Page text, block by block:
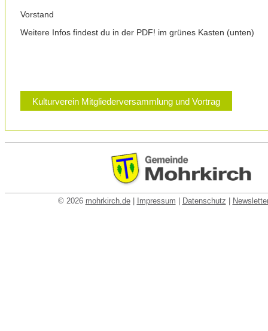
Vorstand
Weitere Infos findest du in der PDF! im grünes Kasten (unten)
Kulturverein Mitgliederversammlung und Vortrag
© 2026 mohrkirch.de| Impressum Datenschutz